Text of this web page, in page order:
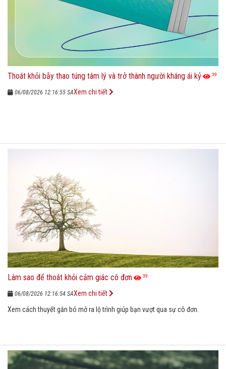
Thoát khỏi bẫy thao túng tâm lý và trở thành người kháng ái kỷ 39
06/08/2026 12:16:55 SAXem chi tiết
Làm sao để thoát khỏi cảm giác cô đơn 39
06/08/2026 12:16:54 SA
Xem cách thuyết gắn bó mở ra lộ trình giúp bạn vượt qua sự cô đơn.
Xem chi tiết